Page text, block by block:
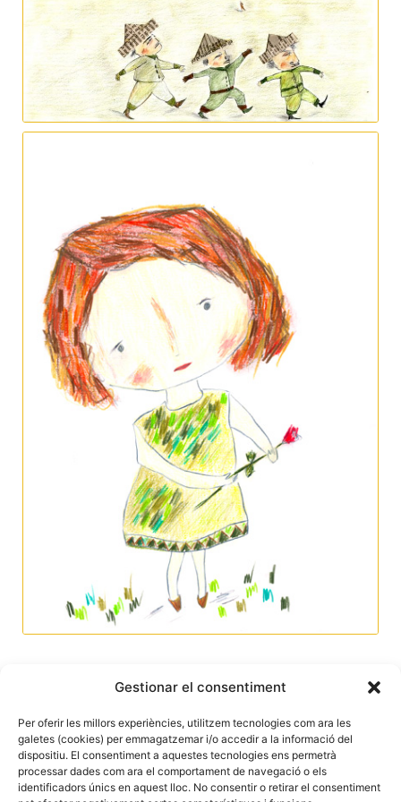
Gestionar el consentiment
Per oferir les millors experiències, utilitzem tecnologies com ara les
galetes (cookies) per emmagatzemar i/o accedir a la informació del
dispositiu. El consentiment a aquestes tecnologies ens permetrà
processar dades com ara el comportament de navegació o els
identificadors únics en aquest lloc. No consentir o retirar el consentiment